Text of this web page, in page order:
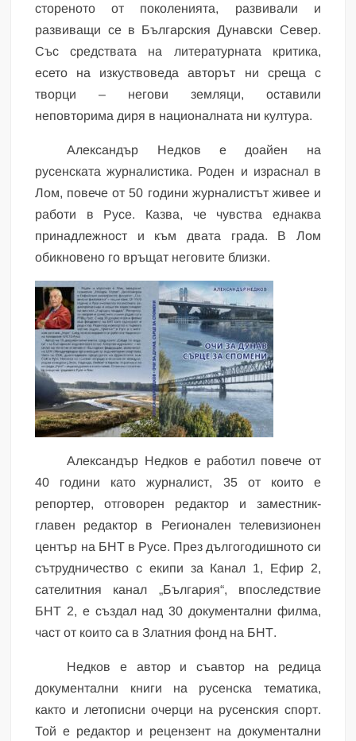
стореното от поколенията, развивали и
развиващи се в Българския Дунавски Север.
Със средствата на литературната критика,
есето на изкуствоведа авторът ни среща с
творци – негови земляци, оставили
неповторима диря в националната ни култура.
Александър Недков е доайен на
русенската журналистика. Роден и израснал в
Лом, повече от 50 години журналистът живее и
работи в Русе. Казва, че чувства еднаква
принадлежност и към двата града. В Лом
обикновено го връщат неговите близки.
Александър Недков е работил повече от
40 години като журналист, 35 от които е
репортер, отговорен редактор и заместник-
главен редактор в Регионален телевизионен
център на БНТ в Русе. През дългогодишното си
сътрудничество с екипи за Канал 1, Ефир 2,
сателитния канал „България“, впоследствие
БНТ 2, е създал над 30 документални филма,
част от които са в Златния фонд на БНТ.
Недков е автор и съавтор на редица
документални книги на русенска тематика,
както и летописни очерци на русенския спорт.
Той е редактор и рецензент на документални